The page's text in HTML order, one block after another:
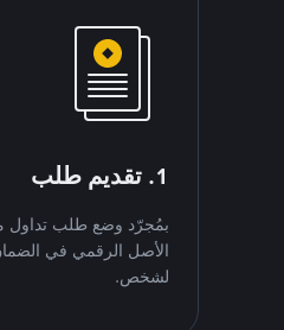
1. تقديم طلب
بمُجرّد وضع طلب
لشخص.